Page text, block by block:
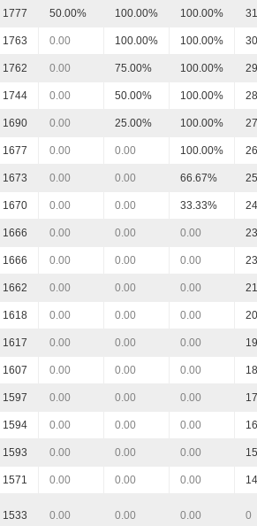
1777 50.00% 100.00% 100.00% 31
1763 0.00 100.00% 100.00% 30
1762 0.00 75.00% 100.00% 29
1744 0.00 50.00% 100.00% 28
1690 0.00 25.00% 100.00% 27
1677 0.00 0.00 100.00% 26
1673 0.00 0.00 66.67% 25
1670 0.00 0.00 33.33% 24
1666 0.00 0.00 0.00 23
1666 0.00 0.00 0.00 23
1662 0.00 0.00 0.00 21
1618 0.00 0.00 0.00 20
1617 0.00 0.00 0.00 19
1607 0.00 0.00 0.00 18
1597 0.00 0.00 0.00 17
1594 0.00 0.00 0.00 16
1593 0.00 0.00 0.00 15
1571 0.00 0.00 0.00 14
1533 0.00 0.00 0.00 0